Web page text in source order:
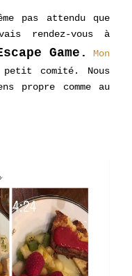
pas attendu que
rendez-vous à
Game.
Mon
comité. Nous
propre comme au